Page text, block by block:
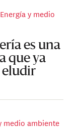
Energía y medio
es una
que ya
eludir
medio ambiente